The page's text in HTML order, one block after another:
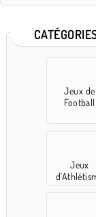
Jeux de
Football
Jeux